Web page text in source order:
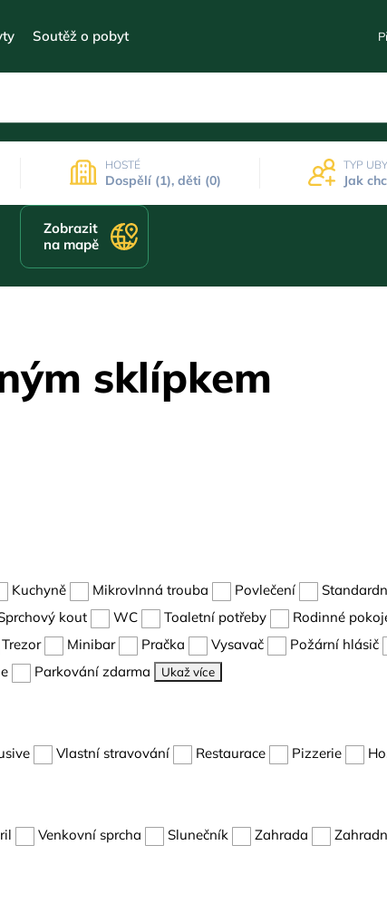
Soutěž o pobyt
HOSTÉ
Dospělí (1), děti (0)
TYP
Jak
Zobrazit
na mapě
sklípkem
Kuchyně Mikrovlnná trouba Povlečení
kout WC Toaletní potřeby Rodinné
Trezor Minibar Pračka Vysavač Požární hlásič
Parkování zdarma Ukaž více
Vlastní stravování Restaurace Pizzerie
Venkovní sprcha Slunečník Zahrada